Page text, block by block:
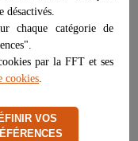
AJOUTER AU PANIER
désactivés.
chaque catégorie de
par la FFT et ses
cookies.
VOS